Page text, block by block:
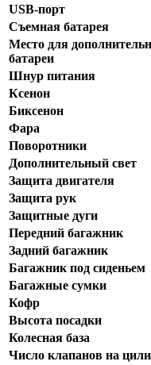
USB-порт
Съемная батарея
Место для
батареи
Шнур питания
Ксенон
Биксенон
Фара
Поворотники
Дополнительный свет
Защита двигателя
Защита рук
Защитные дуги
Передний багажник
Задний багажник
Багажник под сиденьем
Багажные сумки
Кофр
Высота посадки
Колесная база
Число клапанов на